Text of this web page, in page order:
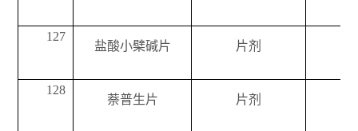
127
盐酸小檗碱片 片剂
128
萘普生片 片剂